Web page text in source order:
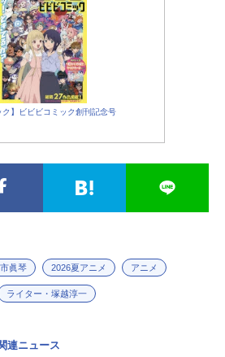
ク】ビビビコミック創刊記念号
眞琴 2026夏アニメ アニメ
ライター・塚越淳一
連ニュース